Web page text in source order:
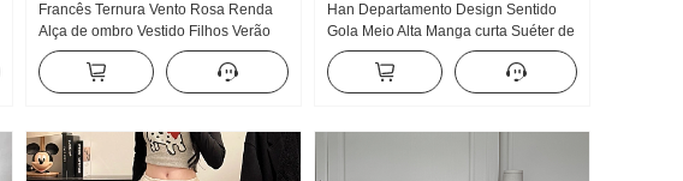
Francês Ternura Vento Rosa Renda
Alça de ombro Vestido Filhos Verão
2026 Novo À beira-mar Férias
Elegância Vestido longo
Han Departamento Design Sentido
Gola Meio Alta Manga curta Suéter de
Malha Feminino Outono 2024 Novo
Cor sólida Versátil Ajustado Efeito
emagrecedor Top